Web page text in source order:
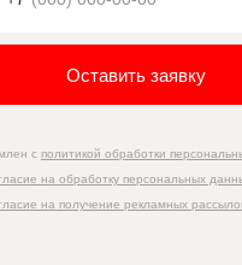
Оставить заявку
с политикой обработки
на обработку персональных
на получение рекламных